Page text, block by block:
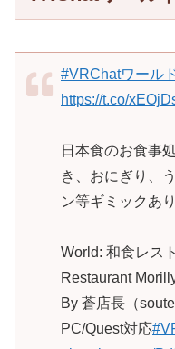
#VRChatワール
https://t.co/
日本食のお食事
き、おにぎり、
ン等ギミックあ
World: 和食レス
Restaurant
By 蒼店長（
PC/Quest対応